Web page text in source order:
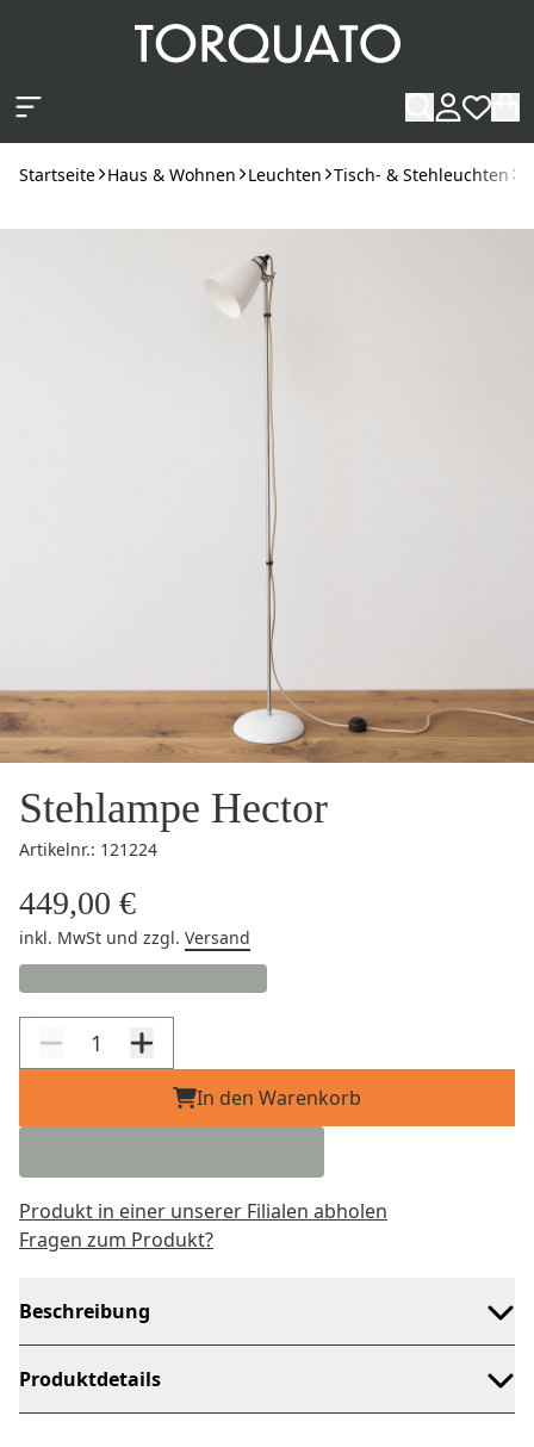
Startseite Haus & Wohnen Leuchten Tisch- & Stehleuchten
Stehlampe Hector
Artikelnr.: 121224
449,00 €
inkl. MwSt und zzgl. Versand
In den Warenkorb
Produkt in einer unserer Filialen abholen
Fragen zum Produkt?
Beschreibung
Produktdetails